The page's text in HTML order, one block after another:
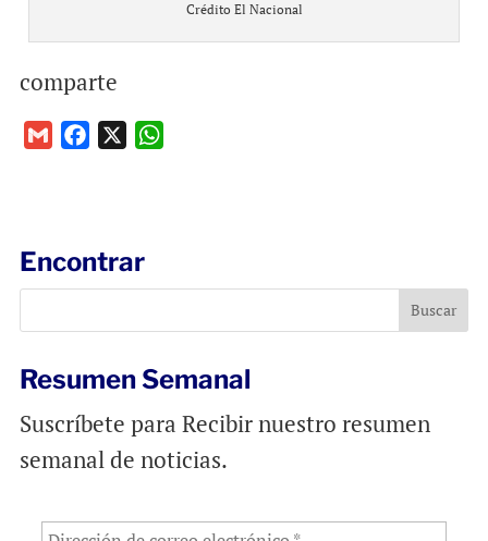
Crédito El Nacional
comparte
o
k
p
Encontrar
Resumen Semanal
Suscríbete para Recibir nuestro resumen
semanal de noticias.